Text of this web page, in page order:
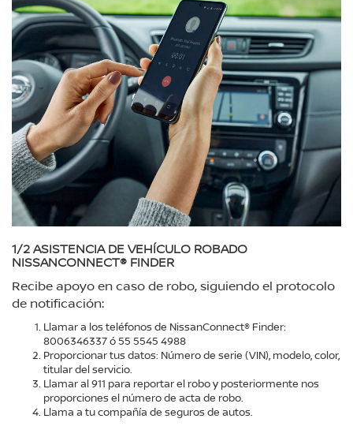
1/2ASISTENCIA DE VEHÍCULO ROBADO
NISSANCONNECT® FINDER
Recibe apoyo en caso de robo, siguiendo el protocolo
de notificación:
Llamar a los teléfonos de NissanConnect® Finder:
8006346337 ó 55 5545 4988
Proporcionar tus datos: Número de serie (VIN), modelo, color,
titular del servicio.
Llamar al 911 para reportar el robo y posteriormente nos
proporciones el número de acta de robo.
Llama a tu compañía de seguros de autos.